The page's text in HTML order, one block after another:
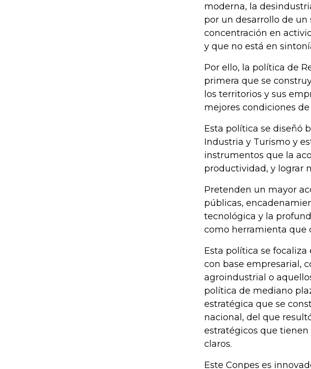
moderna, la
por un desarrollo de un
concentración en
y que no está en
Por ello, la política de
primera que se
los territorios y sus
mejores condiciones
Esta política se diseñó
Industria y Turismo y
instrumentos que la
productividad, y lograr
Pretenden un mayor
públicas,
tecnológica y la
como herramienta que
Esta política se
con base empresarial,
agroindustrial o
política de mediano
estratégica que se
nacional, del que
estratégicos que tienen
claros.
Este Conpes es